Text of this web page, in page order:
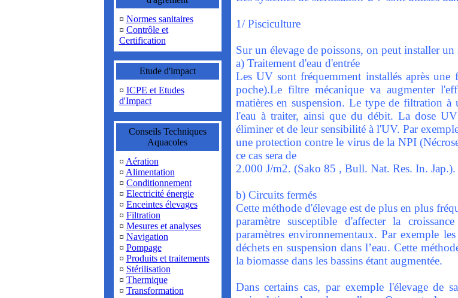
¤ Normes sanitaires
¤ Contrôle et
Certification
Etude d'impact
¤ ICPE et Etudes
d'Impact
Conseils Techniques
Aquacoles
¤ Aération
¤ Alimentation
¤ Conditionnement
¤ Electricité énergie
¤ Enceintes élevages
¤ Filtration
¤ Mesures et analyses
¤ Navigation
¤ Pompage
¤ Produits et traitements
¤ Stérilisation
¤ Thermique
¤ Transformation
1/ Pisciculture
Sur un élevage de poissons, on peut installer
a) Traitement d'eau d'entrée
Les UV sont fréquemment installés après
poche).Le filtre mécanique va augmenter
matières en suspension. Le type de filtration
l'eau à traiter, ainsi que du débit. La dose
éliminer et de leur sensibilité à l'UV. Par
une protection contre le virus de la NPI
ce cas sera de
2.000 J/m2. (Sako 85 , Bull. Nat. Res. In. Jap.).
b) Circuits fermés
Cette méthode d'élevage est de plus en plus
paramètre susceptible d'affecter la
paramètres environnementaux. Par exemple
déchets en suspension dans l’eau. Cette
la biomasse dans les bassins étant augmentée.
Dans certains cas, par exemple l'élevage de